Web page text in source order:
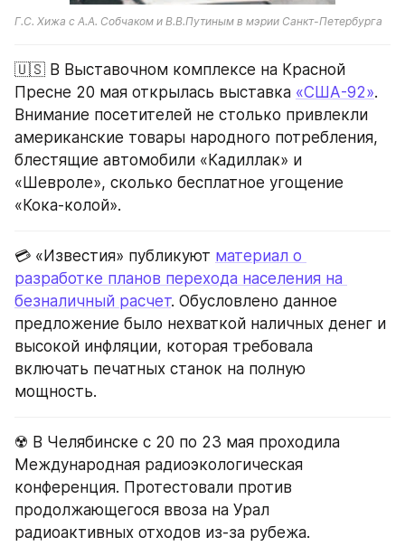
Г.С. Хижа с А.А. Собчаком и В.В.Путиным в мэрии Санкт-Петербурга
🇺🇸 В Выставочном комплексе на Красной
Пресне 20 мая открылась выставка «США-92».
Внимание посетителей не столько привлекли
американские товары народного потребления,
блестящие автомобили «Кадиллак» и
«Шевроле», сколько бесплатное угощение
«Кока-колой».
💳 «Известия» публикуют материал о
разработке планов перехода населения на
безналичный расчет. Обусловлено данное
предложение было нехваткой наличных денег и
высокой инфляции, которая требовала
включать печатных станок на полную
мощность.
☢️ В Челябинске с 20 по 23 мая проходила
Международная радиоэкологическая
конференция. Протестовали против
продолжающегося ввоза на Урал
радиоактивных отходов из-за рубежа.